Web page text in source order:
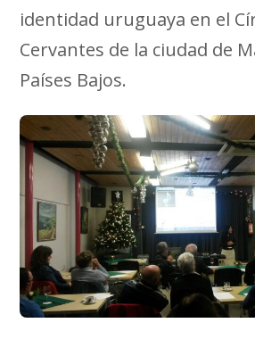
identidad uruguaya en el
Cervantes de la ciudad de
Países Bajos.